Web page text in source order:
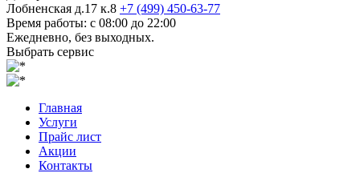
Лобненская д.17 к.8 +7 (499) 450-63-77
Время работы: с 08:00 до 22:00
Ежедневно, без выходных.
Выбрать сервис
Главная
Услуги
Прайс лист
Акции
Контакты